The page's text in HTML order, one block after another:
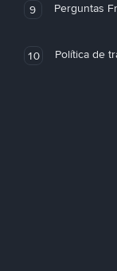
9 Perguntas
10 Política de